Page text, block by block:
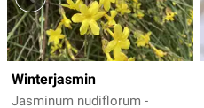
Winterjasmin
Jasminum nudiflorum -